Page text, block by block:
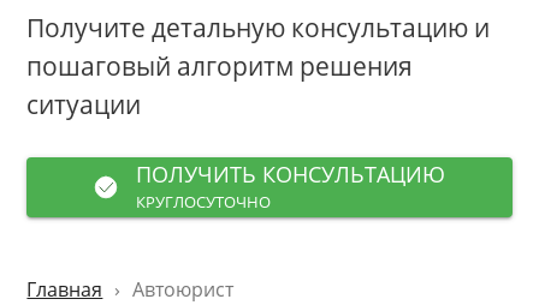
Получите детальную консультацию и
пошаговый алгоритм решения
ситуации
ПОЛУЧИТЬ КОНСУЛЬТАЦИЮ
КРУГЛОСУТОЧНО
Главная Автоюрист